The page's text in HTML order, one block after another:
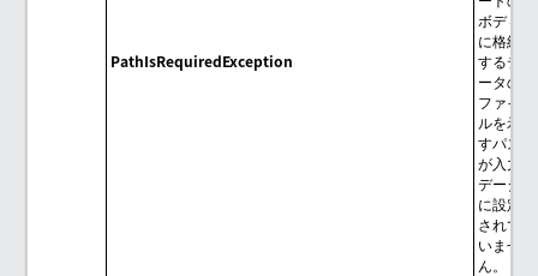
PathIsRequiredException
ボディ
に格納
するデ
ータの
ファイ
ルを示
すパス
が入力
データ
に設定
されて
いませ
ん。